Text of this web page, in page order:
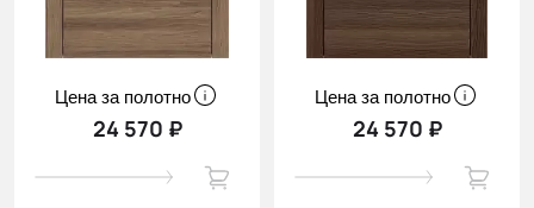
Цена за полотно
24 570 ₽
Цена за полотно
24 570 ₽